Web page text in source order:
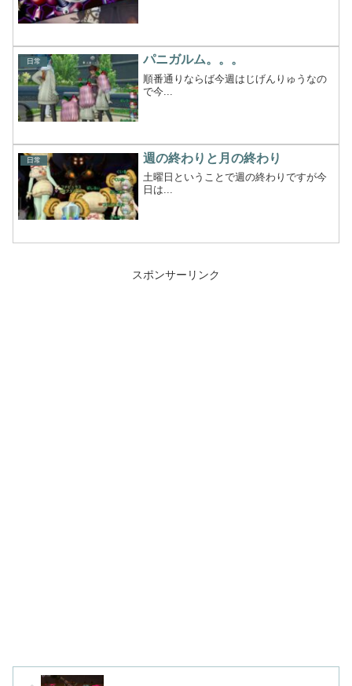
日常 パニガルム。。。
順番通りならば今週はじげんりゅうなの
で今...
日常 週の終わりと月の終わり
土曜日ということで週の終わりですが今
日は...
スポンサーリンク